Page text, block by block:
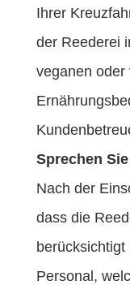
Ihrer
der Reederei
veganen oder
Sprechen
Nach der
dass die
Personal,